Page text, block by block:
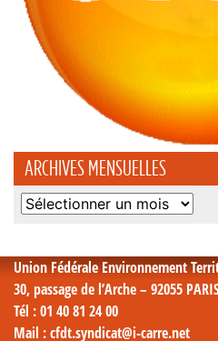
ARCHIVES MENSUELLES
Archives
Union Fédérale Environnement
30, passage de l’Arche – 92055
Tél : 01 40 81 24 00
Mail : cfdt.syndicat@i-carre.net